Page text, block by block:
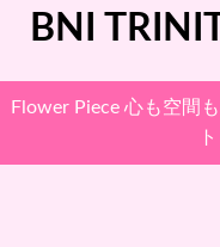
BNI
Flower Piece 心も空間